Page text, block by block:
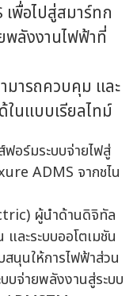
พื่อไปสู่สมาร์ทก
พลังงานไฟฟ้าที่
มารถควบคุม และ
ในแบบเรียลไทม์
ผู้นำด้านดิจิทัล
ละระบบออโตเมชัน
นุนให้การไฟฟ้าส่วน
บจ่ายพลังงานสู่ระบบ